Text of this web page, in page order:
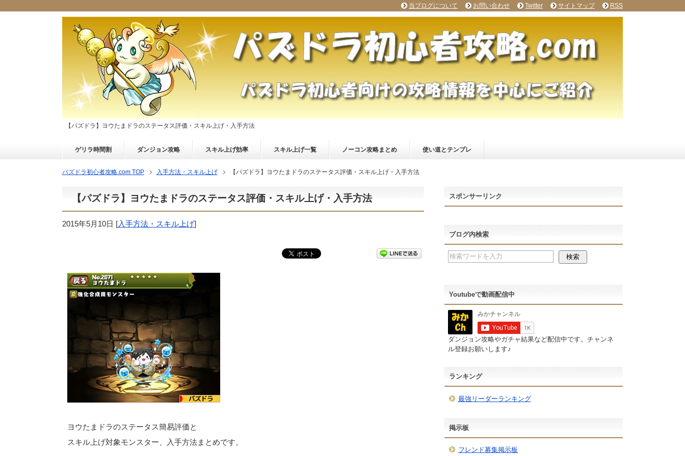
【パズドラ】ヨウたまドラのステータス評価・スキル上げ・入手方法
ゲリラ時間割 ダンジョン攻略 スキル上げ効率 スキル上げ一覧 ノーコン攻略まとめ 使い道とテンプレ
パズドラ初心者攻略.com TOP 入手方法・スキル上げ 【パズドラ】ヨウたまドラのステータス評価・スキル上げ・入手方法
【パズドラ】ヨウたまドラのステータス評価・スキル上げ・入手方法
2015年5月10日 [入手方法・スキル上げ]
ヨウたまドラのステータス簡易評価と
スキル上げ対象モンスター、入手方法まとめです。
スポンサーリンク
ブログ内検索
Youtubeで動画配信中
ダンジョン攻略やガチャ結果など配信中です。チャンネ
ル登録お願いします♪
ランキング
最強リーダーランキング
掲示板
フレンド募集掲示板
当ブログについて お問い合わせ Twitter サイトマップ RSS